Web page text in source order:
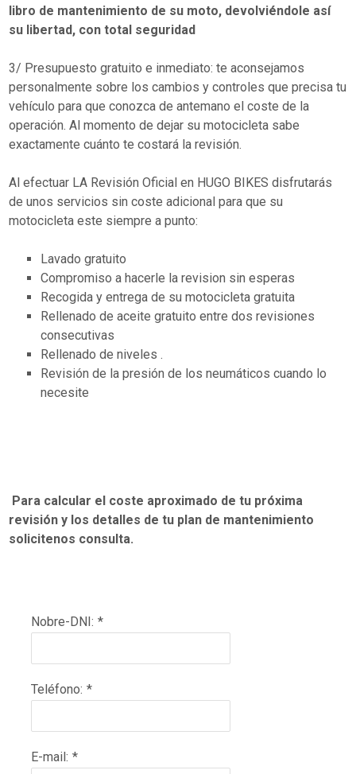
libro de mantenimiento de su moto, devolviéndole así
su libertad, con total seguridad
3/ Presupuesto gratuito e inmediato: te aconsejamos
personalmente sobre los cambios y controles que precisa tu
vehículo para que conozca de antemano el coste de la
operación. Al momento de dejar su motocicleta sabe
exactamente cuánto te costará la revisión.
Al efectuar LA Revisión Oficial en HUGO BIKES disfrutarás
de unos servicios sin coste adicional para que su
motocicleta este siempre a punto:
Lavado gratuito
Compromiso a hacerle la revision sin esperas
Recogida y entrega de su motocicleta gratuita
Rellenado de aceite gratuito entre dos revisiones
consecutivas
Rellenado de niveles .
Revisión de la presión de los neumáticos cuando lo
necesite
Para calcular el coste aproximado de tu próxima
revisión y los detalles de tu plan de mantenimiento
solicitenos consulta.
Nobre-DNI: *
Teléfono: *
E-mail: *